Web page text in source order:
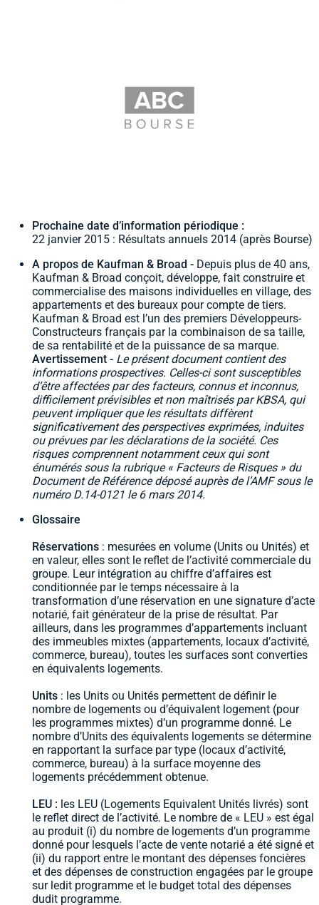
Prochaine date d’information périodique :
22 janvier 2015 : Résultats annuels 2014 (après Bourse)
A propos de Kaufman & Broad - Depuis plus de 40 ans,
Kaufman & Broad conçoit, développe, fait construire et
commercialise des maisons individuelles en village, des
appartements et des bureaux pour compte de tiers.
Kaufman & Broad est l’un des premiers Développeurs-
Constructeurs français par la combinaison de sa taille,
de sa rentabilité et de la puissance de sa marque.
Avertissement - Le présent document contient des
informations prospectives. Celles-ci sont susceptibles
d’être affectées par des facteurs, connus et inconnus,
difficilement prévisibles et non maîtrisés par KBSA, qui
peuvent impliquer que les résultats diffèrent
significativement des perspectives exprimées, induites
ou prévues par les déclarations de la société. Ces
risques comprennent notamment ceux qui sont
énumérés sous la rubrique « Facteurs de Risques » du
Document de Référence déposé auprès de l’AMF sous le
numéro D.14-0121 le 6 mars 2014.
Glossaire
Réservations : mesurées en volume (Units ou Unités) et
en valeur, elles sont le reflet de l’activité commerciale du
groupe. Leur intégration au chiffre d’affaires est
conditionnée par le temps nécessaire à la
transformation d’une réservation en une signature d’acte
notarié, fait générateur de la prise de résultat. Par
ailleurs, dans les programmes d’appartements incluant
des immeubles mixtes (appartements, locaux d’activité,
commerce, bureau), toutes les surfaces sont converties
en équivalents logements.
Units : les Units ou Unités permettent de définir le
nombre de logements ou d’équivalent logement (pour
les programmes mixtes) d’un programme donné. Le
nombre d’Units des équivalents logements se détermine
en rapportant la surface par type (locaux d’activité,
commerce, bureau) à la surface moyenne des
logements précédemment obtenue.
LEU : les LEU (Logements Equivalent Unités livrés) sont
le reflet direct de l’activité. Le nombre de « LEU » est égal
au produit (i) du nombre de logements d’un programme
donné pour lesquels l’acte de vente notarié a été signé et
(ii) du rapport entre le montant des dépenses foncières
et des dépenses de construction engagées par le groupe
sur ledit programme et le budget total des dépenses
dudit programme.